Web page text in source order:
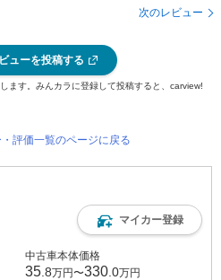
次のレビュー
ューを投稿する
ます。みんカラに登録して投稿すると、carview!
評価一覧のページに戻る
マイカー登録
中古車本体価格
35 .8万円〜330 .0万円